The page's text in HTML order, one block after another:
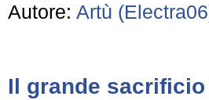
Autore: Artù
Il grande